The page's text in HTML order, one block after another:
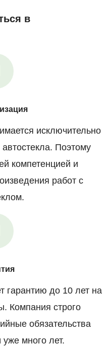
в
исключительно
Поэтому
компетенцией и
работ с
гарантию до 10 лет на
Компания строго
обязательства
много лет.